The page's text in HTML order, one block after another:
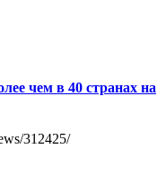
чем в 40 странах на
312425/